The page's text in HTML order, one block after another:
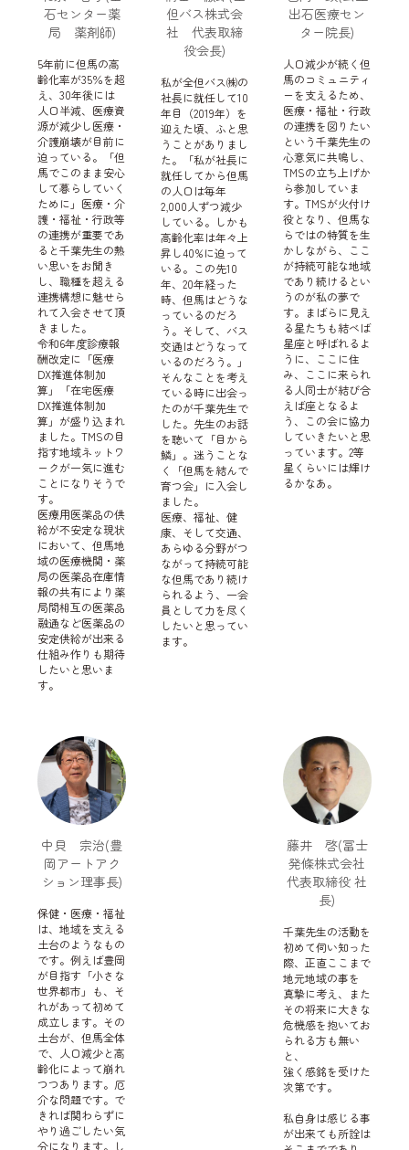
石センター薬
局 薬剤師)
5年前に但馬の高
齢化率が35％を超
え、30年後には
人口半減、医療資
源が減少し医療・
介護崩壊が目前に
迫っている。「但
馬でこのまま安心
して暮らしていく
ために」医療・介
護・福祉・行政等
の連携が重要であ
ると千葉先生の熱
い思いをお聞き
し、職種を超える
連携構想に魅せら
れて入会させて頂
きました。
令和6年度診療報
酬改定に「医療
DX推進体制加
算」「在宅医療
DX推進体制加
算」が盛り込まれ
ました。TMSの目
指す地域ネットワ
ークが一気に進む
ことになりそうで
す。
医療用医薬品の供
給が不安定な現状
において、但馬地
域の医療機関・薬
局の医薬品在庫情
報の共有により薬
局間相互の医薬品
融通など医薬品の
安定供給が出来る
仕組み作りも期待
したいと思いま
す。
但バス株式会
社 代表取締
役会長)
私が全但バス㈱の
社長に就任して10
年目（2019年）を
迎えた頃、ふと思
うことがありまし
た。「私が社長に
就任してから但馬
の人口は毎年
2,000人ずつ減少
している。しかも
高齢化率は年々上
昇し40%に迫って
いる。この先10
年、20年経った
時、但馬はどうな
っているのだろ
う。そして、バス
交通はどうなって
いるのだろう。」
そんなことを考え
ている時に出会っ
たのが千葉先生で
した。先生のお話
を聴いて「目から
鱗」。迷うことな
く「但馬を結んで
育つ会」に入会し
ました。
医療、福祉、健
康、そして交通、
あらゆる分野がつ
ながって持続可能
な但馬であり続け
られるよう、一会
員として力を尽く
したいと思ってい
ます。
出石医療セン
ター院長)
人口減少が続く但
馬のコミュニティ
ーを支えるため、
医療・福祉・行政
の連携を図りたい
という千葉先生の
心意気に共鳴し、
TMSの立ち上げか
ら参加していま
す。TMSが火付け
役となり、但馬な
らではの特質を生
かしながら、ここ
が持続可能な地域
であり続けるとい
うのが私の夢で
す。まばらに見え
る星たちも結べば
星座と呼ばれるよ
うに、ここに住
み、ここに来られ
る人同士が結び合
えば座となるよ
う、この会に協力
していきたいと思
っています。2等
星くらいには輝け
るかなあ。
中貝 宗治(豊
岡アートアク
ション理事長)
保健・医療・福祉
は、地域を支える
土台のようなもの
です。例えば豊岡
が目指す「小さな
世界都市」も、そ
れがあって初めて
成立します。その
土台が、但馬全体
で、人口減少と高
齢化によって崩れ
つつあります。厄
介な問題です。で
きれば関わらずに
やり過ごしたい気
分になります。し
藤井 啓(冨士
発條株式会社
代表取締役 社
長)
千葉先生の活動を
初めて伺い知った
際、正直ここまで
地元地域の事を
真摯に考え、また
その将来に大きな
危機感を抱いてお
られる方も無い
と、
強く感銘を受けた
次第です。
私自身は感じる事
が出来ても所詮は